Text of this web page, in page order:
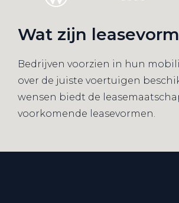
Wat zijn
Bedrijven voorzien in hun
over de juiste voertuigen
wensen biedt de
voorkomende leasevormen.